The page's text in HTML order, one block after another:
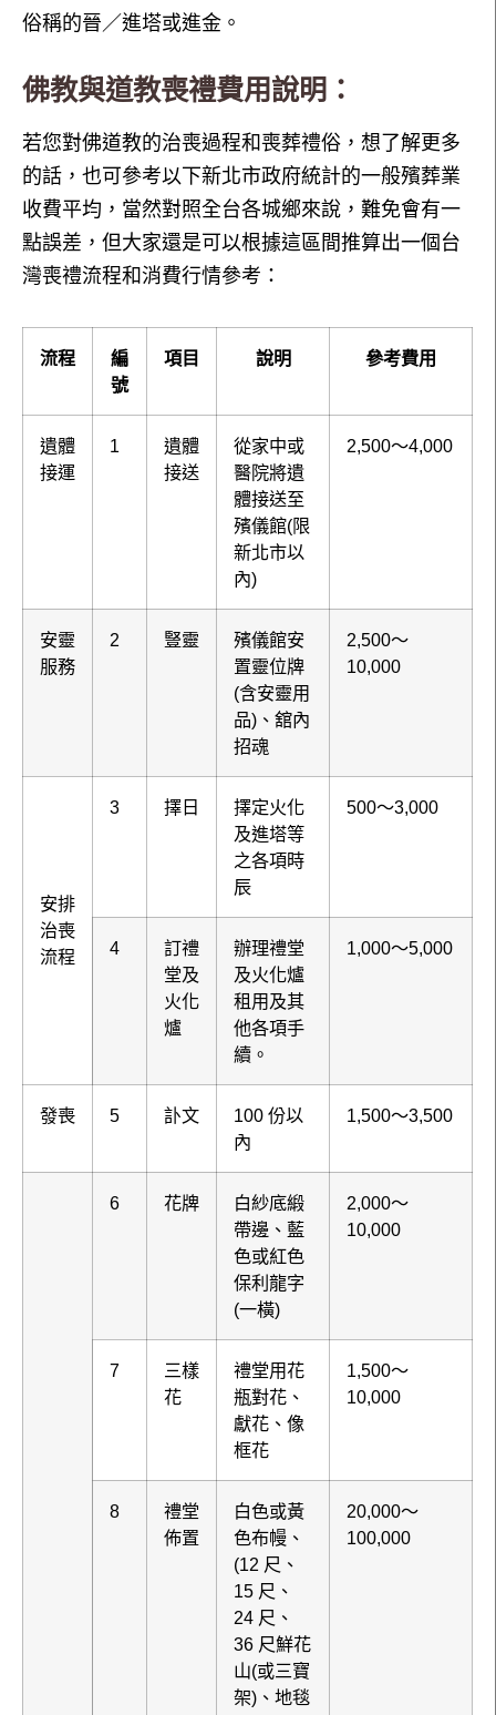
俗稱的晉／進塔或進金。
佛教與道教喪禮費用說明：
若您對佛道教的治喪過程和喪葬禮俗，想了解更多
的話，也可參考以下新北市政府統計的一般殯葬業
收費平均，當然對照全台各城鄉來說，難免會有一
點誤差，但大家還是可以根據這區間推算出一個台
灣喪禮流程和消費行情參考：
流程
編
號
項目 說明 參考費用
遺體
接運
1
遺體
接送
從家中或
醫院將遺
體接送至
殯儀館(限
新北市以
內)
2,500～4,000
安靈
服務
2 豎靈
殯儀館安
置靈位牌
(含安靈用
品)、舘內
招魂
2,500～
10,000
安排
治喪
流程
3 擇日
擇定火化
及進塔等
之各項時
辰
500～3,000
4
訂禮
堂及
火化
爐
辦理禮堂
及火化爐
租用及其
他各項手
續。
1,000～5,000
發喪 5 訃文
100 份以
內
1,500～3,500
6 花牌
白紗底緞
帶邊、藍
色或紅色
保利龍字
(一橫)
2,000～
10,000
7
三樣
花
禮堂用花
瓶對花、
獻花、像
框花
1,500～
10,000
8
禮堂
佈置
白色或黃
色布幔、
(12 尺、
15 尺、
24 尺、
36 尺鮮花
山(或三寶
架)、地毯
20,000～
100,000